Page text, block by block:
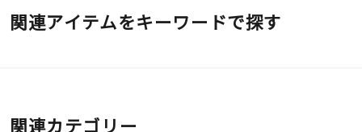
関連アイテムをキーワードで探す
関連カテゴリー